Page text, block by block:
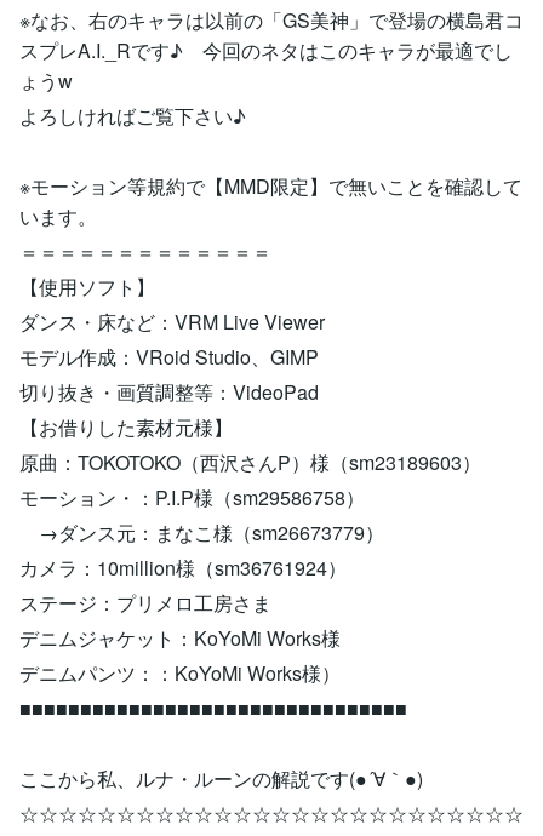
※なお、右のキャラは以前の「GS美神」で登場の横島君コ
スプレA.I._Rです♪ 今回のネタはこのキャラが最適でし
ょうw
よろしければご覧下さい♪
※モーション等規約で【MMD限定】で無いことを確認して
います。
＝＝＝＝＝＝＝＝＝＝＝＝＝
【使用ソフト】
ダンス・床など：VRM Live Viewer
モデル作成：VRoid Studio、GIMP
切り抜き・画質調整等：VideoPad
【お借りした素材元様】
原曲：TOKOTOKO（西沢さんP）様（sm23189603）
モーション・：P.I.P様（sm29586758）
→ダンス元：まなこ様（sm26673779）
カメラ：10million様（sm36761924）
ステージ：プリメロ工房さま
デニムジャケット：KoYoMi Works様
デニムパンツ：：KoYoMi Works様）
■■■■■■■■■■■■■■■■■■■■■■■■■■■■■■■■
ここから私、ルナ・ルーンの解説です(●´∀｀●)
☆☆☆☆☆☆☆☆☆☆☆☆☆☆☆☆☆☆☆☆☆☆☆☆☆☆